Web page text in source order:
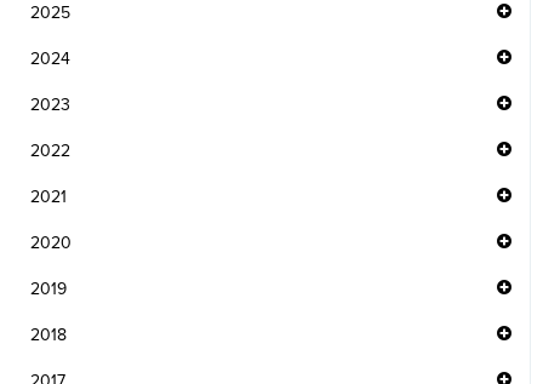
2025
2024
2023
2022
2021
2020
2019
2018